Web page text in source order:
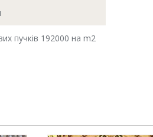
пучків 192000 на m2